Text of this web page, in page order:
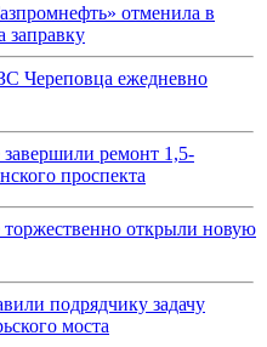
отменила в
заправку
Череповца ежедневно
ремонт 1,5-
проспекта
открыли новую
подрядчику задачу
моста